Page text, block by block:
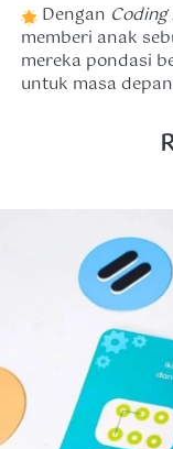
Dengan
memberi anak
mereka pondasi
untuk masa